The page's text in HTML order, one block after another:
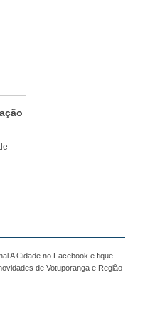
A Cidade no Facebook e fique
de Votuporanga e Região